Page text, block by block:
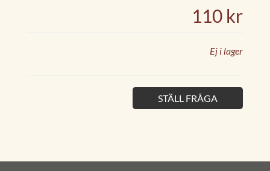
110 kr
Ej i lager
STÄLL FRÅGA